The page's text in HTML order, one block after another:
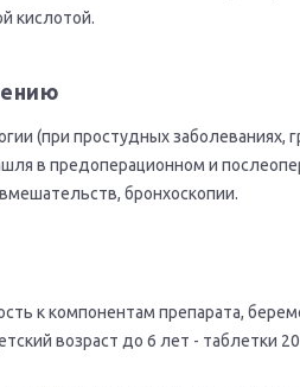
кислотой.
(при простудных заболеваниях,
в предоперационном и
бронхоскопии.
к компонентам препарата,
возраст до 6 лет - таблетки